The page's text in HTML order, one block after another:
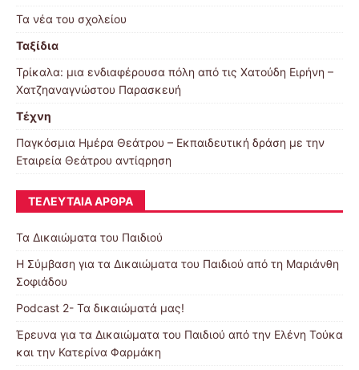
Τα νέα του σχολείου
Ταξίδια
Τρίκαλα: μια ενδιαφέρουσα πόλη από τις Χατούδη Ειρήνη –
Χατζηαναγνώστου Παρασκευή
Τέχνη
Παγκόσμια Ημέρα Θεάτρου – Εκπαιδευτική δράση με την
Εταιρεία Θεάτρου αντίqρηση
ΤΕΛΕΥΤΑΊΑ ΆΡΘΡΑ
Τα Δικαιώματα του Παιδιού
Η Σύμβαση για τα Δικαιώματα του Παιδιού από τη Μαριάνθη
Σοφιάδου
Podcast 2- Τα δικαιώματά μας!
Έρευνα για τα Δικαιώματα του Παιδιού από την Ελένη Τούκα
και την Κατερίνα Φαρμάκη